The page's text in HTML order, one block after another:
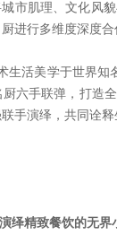
市肌理、文化风
进行多维度深度
生活美学于世界
六手联弹，打造
手演绎，共同诠释
绎精致餐饮的无界